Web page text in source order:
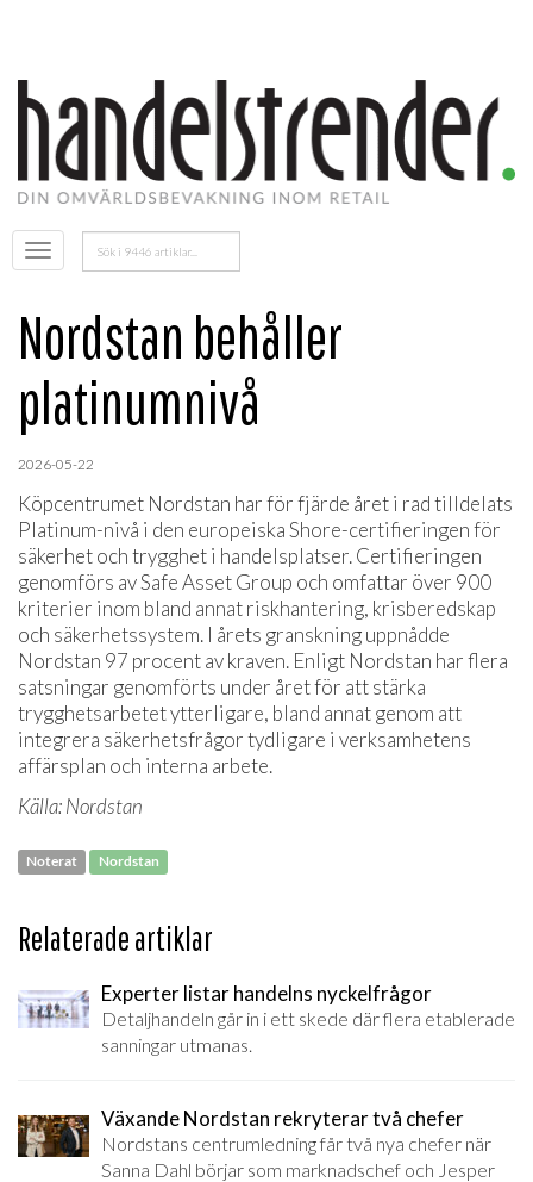
Öppna
menyn
Sök
efter:
Nordstan behåller
platinumnivå
2026-05-22
Köpcentrumet Nordstan har för fjärde året i rad tilldelats
Platinum-nivå i den europeiska Shore-certifieringen för
säkerhet och trygghet i handelsplatser. Certifieringen
genomförs av Safe Asset Group och omfattar över 900
kriterier inom bland annat riskhantering, krisberedskap
och säkerhetssystem. I årets granskning uppnådde
Nordstan 97 procent av kraven. Enligt Nordstan har flera
satsningar genomförts under året för att stärka
trygghetsarbetet ytterligare, bland annat genom att
integrera säkerhetsfrågor tydligare i verksamhetens
affärsplan och interna arbete.
Källa: Nordstan
Noterat Nordstan
Relaterade artiklar
Experter listar handelns nyckelfrågor
Detaljhandeln går in i ett skede där flera etablerade
sanningar utmanas.
Växande Nordstan rekryterar två chefer
Nordstans centrumledning får två nya chefer när
Sanna Dahl börjar som marknadschef och Jesper